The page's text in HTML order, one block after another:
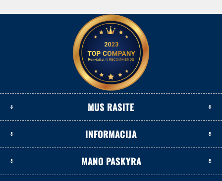
MUS RASITE
INFORMACIJA
MANO PASKYRA